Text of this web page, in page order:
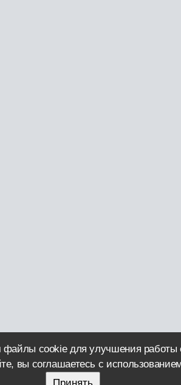
cookie для улучшения работы
вы соглашаетесь с